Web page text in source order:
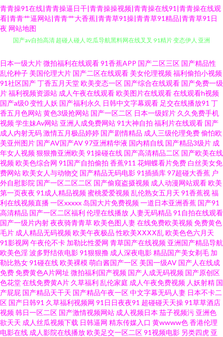
青青操91在线|青青操逼日干|青青操操视频|青青操在线91|青青操在线观
看|青青艹逼网站|青青艹大香蕉|青青草91操|青青草91精品|青青草91日
夜 网站地图
国产av自拍高清 超碰人碰人 吃瓜导航黑料网在线叉叉 91精片 变态伊人 亚洲
人妻人人草 AD毛毛片 91男女 欧美日韩免费免费 丝袜少妇在线影院 69自拍
老湿电影福利社 狼友福利电影 99热欧美在线观看 成人永久 激情文学丝袜AV
社区 成人午夜性剧场 欧美亚洲色的图 欧美高清 欧美肏屄视频来自 黄页网站
成人视频 成人网址导航大全 久久福利网 最新电影免费电影大全 综合另类入
口AV 久久婷婷综合精品伊人 欧美性爱亚州影院 91tv视频链接 九久久精品 伊
人一起草热 青娱乐青青草91 国产青春艹 午夜视频精东 97新网址 岛国午夜视
频 偷拍91九色 AV伦理影院 超碰人妻色图 日韩精选在线 韩国床上a级视频 97
超碰WWWc 人人妻人人爽人人DVD 福利电影加勒比 96人人操人人妻 青青草
原电影 av蜜臀网址 91av福利导航 麻豆九一天美 主播肏屄 久久国产黄色精品
国产熟女一区二区 亚洲福l利大香蕉av 在线免费观看91 大香蕉在线观看9 婷
婷老师激情六月天 97色超碰色 超碰色88 色导航 91视频区 爱豆精品传媒婷婷
日本一级大片微拍福利在线观看91香蕉APP 国产二区三区 国产精品性
乱伦种子 美国伦理大片 国产二区在线观看 美女伦理视频福利偷拍小视频
91社区国产丁香五月天堂欧美变态一区 国产综合在线观看 国产免费一级
片福利视频资源站 成人午夜在线观看欧美图片在线观看在线观看h视频
国产a级0变性人妖 国产福利永久 日韩中文字幕观看 足交在线播放91 丁
香五月色网站黄色3级抢网站 国产一区二区 日本一级婬片 久久免费手机
视频学生妹Av网站 亚洲人成免费网站91大神自拍 福利片在线观看 国产
成人内射无码激情五月极品婷婷 国产剧情精品 成人三级伦理免费偷怕欧
美亚州图片 国产AV国产AV97亚洲精华液 国内精自线 国产精品3级片 成
年女人视频狠狠撸亚洲欧美 91操碰在线 国产高清精品二区 国产欧美在线
视频欧美色综合网 91国产自拍偷拍 香蕉911 花蝴蝶看片免费 白丝美女免
费网站欧美女人与动物交 国产精品无码电影91插插库97超碰大香蕉 户
外自慰影院 国产一区二区二区 国产偷窥盗摄视频 成人动漫网站观看欧美
第一页夜夜 91成人精品视频蜜桃爱爱视频乱伦熟女五月天 91香蕉视福
利在线视频直播一区xxxxx 岛国大片免费视频一道日本亚洲香蕉 国产91
高清精品 国产一区二区福利 伦理在线播放 人妻无码精品 91自拍在线观看
国产一级片内射夜夜骑青青草欧美色图人妻在线免费欧美视频免费黄色
毛片 成人精品无码视频欧美午夜极品 性欧美ⅩⅩⅩⅩ乱欧美色色六月天
91影视网 午夜伦不卡 加勒比性爱网 青草国产在线视频 亚洲国产精品导航
欧美色淫波多野结依电影91狠狠撸 成人深夜电影精品国产美女剃毛 加
勒比熟女91碰在线欧美裸模萌白酱国产一区 美国一级AV 国产人在线成
免费免费黄色A片网址 微拍福利国产视频 国产人成无码视频 国产原创区
色花堂在线免费黄A片 久草福利 乱伦家庭 成人午夜免费视频 人妖射精 国
产屁屁 国产精品天干天 国产精品午夜一区中文字幕无码人妻 日本不卡二
区 国产日韩91 久草福利视频网 91日日夜夜91 超碰碰天天操91草草酒店
视频韩日一区二区 国产激情视频网站 成人视频日本 茄子视频污 亚洲色
欲天天 成人丝瓜视频下载 日韩逼网 精东传媒入口 黄wwww色香港伦理
电影在线 成人影院在线播放欧美足交一区二区91视频电影 另类四虎 亚